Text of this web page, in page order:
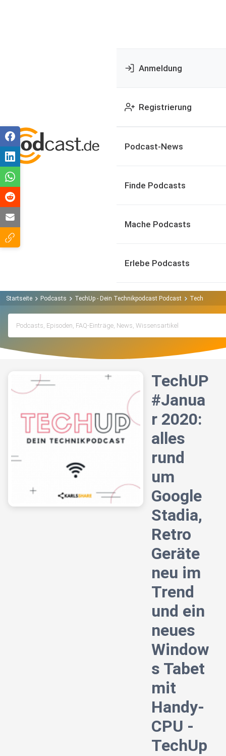
Anmeldung
Registrierung
Podcast-News
Finde Podcasts
Mache Podcasts
Erlebe Podcasts
Startseite Podcasts TechUp - Dein Technikpodcast Podcast TechUP
TechUP
#Janua
r 2020:
alles
rund
um
Google
Stadia,
Retro
Geräte
neu im
Trend
und ein
neues
Window
s Tabet
mit
Handy-
CPU -
TechUp